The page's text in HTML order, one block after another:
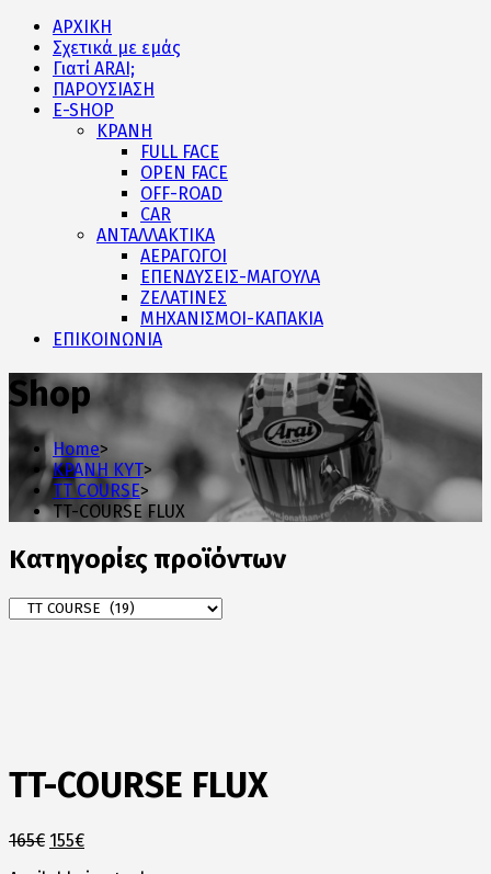
ΑΡΧΙΚΗ
Σχετικά με εμάς
Γιατί ARAI;
ΠΑΡΟΥΣΙΑΣΗ
E-SHOP
ΚΡΑΝΗ
FULL FACE
OPEN FACE
OFF-ROAD
CAR
ΑΝΤΑΛΛΑΚΤΙΚΑ
ΑΕΡΑΓΩΓΟΙ
ΕΠΕΝΔΥΣΕΙΣ-ΜΑΓΟΥΛΑ
ΖΕΛΑΤΙΝΕΣ
ΜΗΧΑΝΙΣΜΟΙ-ΚΑΠΑΚΙΑ
ΕΠΙΚΟΙΝΩΝΙΑ
Shop
Home>
ΚΡΑΝΗ KYT>
TT COURSE>
TT-COURSE FLUX
Κατηγορίες προϊόντων
TT-COURSE FLUX
165€ Original
155€Η